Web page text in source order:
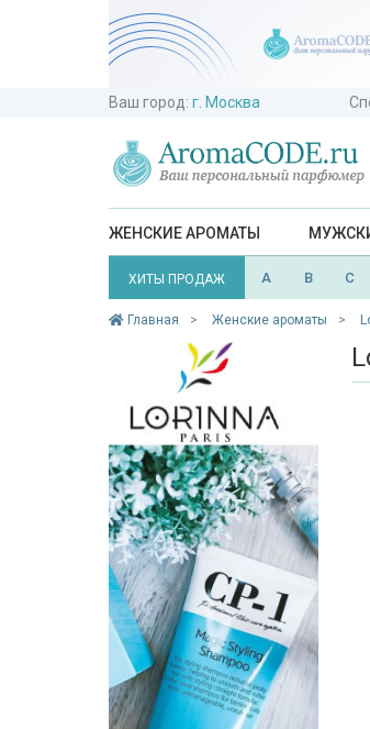
Ваш город: г. Москва
ЖЕНСКИЕ АРОМАТЫ
ХИТЫ ПРОДАЖ A B C
Главная Женские ароматы